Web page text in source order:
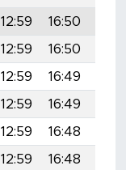
12:59 16:50
12:59 16:50
12:59 16:49
12:59 16:49
12:59 16:48
12:59 16:48